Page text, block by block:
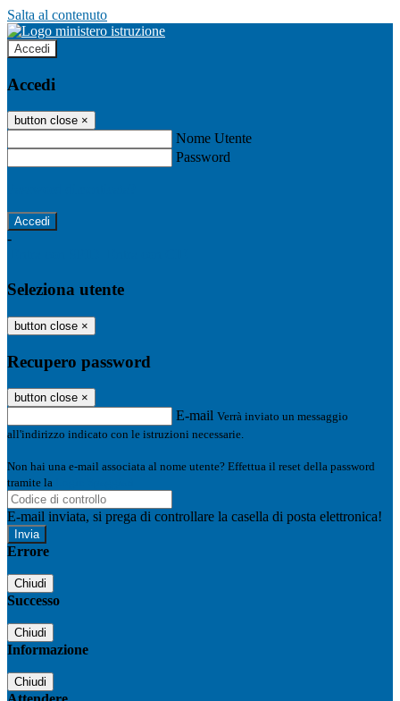
Salta al contenuto
Accedi
Accedi
button close ×
Nome Utente
Password
-
Seleziona utente
button close ×
Recupero password
button close ×
E-mail Verrà inviato un messaggio
all'indirizzo indicato con le istruzioni necessarie.
Non hai una e-mail associata al nome utente? Effettua il reset della password
tramite la
E-mail inviata, si prega di controllare la casella di posta elettronica!
Errore
Chiudi
Successo
Chiudi
Informazione
Chiudi